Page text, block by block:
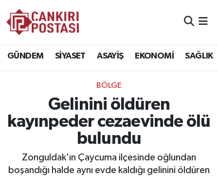
GÜNDEM SİYASET ASAYİŞ EKONOMİ SAĞLIK
BÖLGE
Gelinini öldüren
kayınpeder cezaevinde ölü
bulundu
Zonguldak'ın Çaycuma ilçesinde oğlundan
boşandığı halde aynı evde kaldığı gelinini öldüren
EKONOMİ
SPOR
Trafik Durumu
Süper Lig Puan Durumu ve Fikstür
Tüm Manşetler